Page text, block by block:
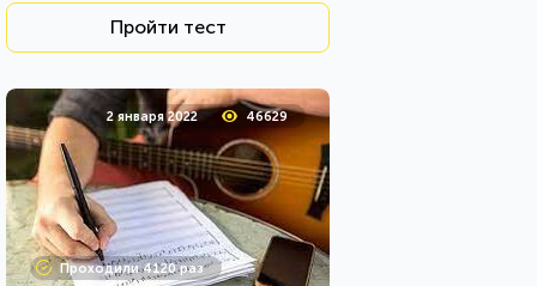
Пройти тест
2 января 2022 46629
Проходили 4120 раз